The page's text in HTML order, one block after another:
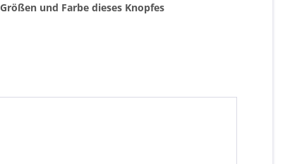
und Farbe dieses Knopfes